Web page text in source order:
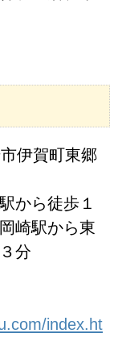
伊賀町東郷
から徒歩１
崎駅から東
分
index.ht